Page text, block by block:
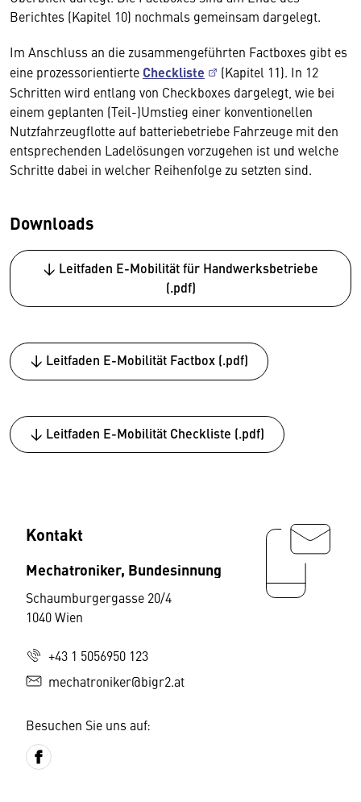
Berichtes (Kapitel 10) nochmals gemeinsam dargelegt.
Im Anschluss an die zusammengeführten Factboxes gibt es
eine prozessorientierte Checkliste
(Kapitel 11). In 12
Schritten wird entlang von Checkboxes dargelegt, wie bei
einem geplanten (Teil-)Umstieg einer konventionellen
Nutzfahrzeugflotte auf batteriebetriebe Fahrzeuge mit den
entsprechenden Ladelösungen vorzugehen ist und welche
Schritte dabei in welcher Reihenfolge zu setzten sind.
Downloads
↓ Leitfaden E-Mobilität für Handwerksbetriebe
(.pdf)
↓ Leitfaden E-Mobilität Factbox (.pdf)
↓ Leitfaden E-Mobilität Checkliste (.pdf)
Kontakt
Mechatroniker, Bundesinnung
Schaumburgergasse 20/4
1040 Wien
+43 1 5056950 123
mechatroniker@bigr2.at
Besuchen Sie uns auf: